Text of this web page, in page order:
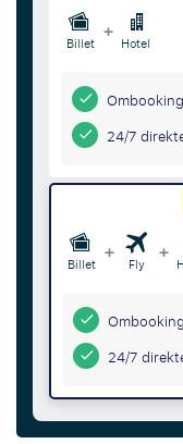
Billet + Hotel
24/7
Billet + Fly +
24/7